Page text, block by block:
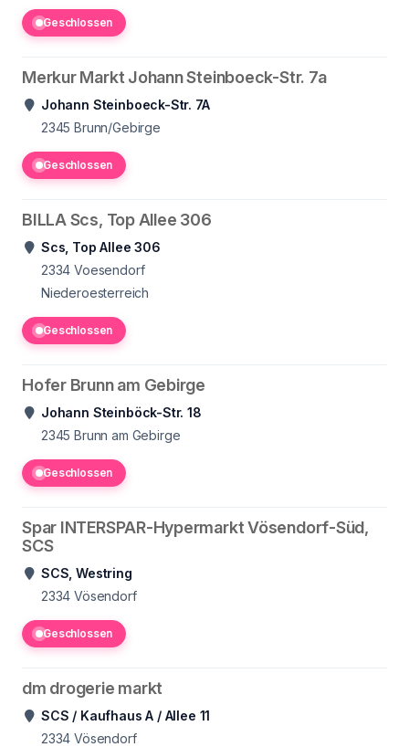
Geschlossen
Merkur Markt Johann Steinboeck-Str. 7a
Johann Steinboeck-Str. 7A
2345 Brunn/Gebirge
Geschlossen
BILLA Scs, Top Allee 306
Scs, Top Allee 306
2334 Voesendorf
Niederoesterreich
Geschlossen
Hofer Brunn am Gebirge
Johann Steinböck-Str. 18
2345 Brunn am Gebirge
Geschlossen
Spar INTERSPAR-Hypermarkt Vösendorf-Süd,
SCS
SCS, Westring
2334 Vösendorf
Geschlossen
dm drogerie markt
SCS / Kaufhaus A / Allee 11
2334 Vösendorf